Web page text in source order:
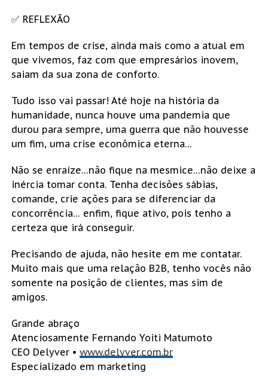
✅ REFLEXÃO
Em tempos de crise, ainda mais como a atual em
que vivemos, faz com que empresários inovem,
saiam da sua zona de conforto.
Tudo isso vai passar! Até hoje na história da
humanidade, nunca houve uma pandemia que
durou para sempre, uma guerra que não houvesse
um fim, uma crise econômica eterna…
Não se enraíze…não fique na mesmice…não deixe a
inércia tomar conta. Tenha decisões sábias,
comande, crie ações para se diferenciar da
concorrência… enfim, fique ativo, pois tenho a
certeza que irá conseguir.
Precisando de ajuda, não hesite em me contatar.
Muito mais que uma relação B2B, tenho vocês não
somente na posição de clientes, mas sim de
amigos.
Grande abraço
Atenciosamente Fernando Yoiti Matumoto
CEO Delyver • www.delyver.com.br
Especializado em marketing